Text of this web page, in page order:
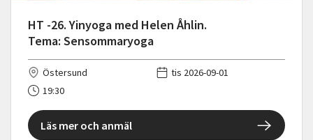
HT -26. Yinyoga med Helen Åhlin.
Tema: Sensommaryoga
Östersund
tis 2026-09-01
19:30
Läs mer och anmäl